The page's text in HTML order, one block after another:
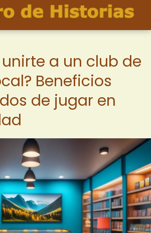
unirte a un club de
Beneficios
de jugar en